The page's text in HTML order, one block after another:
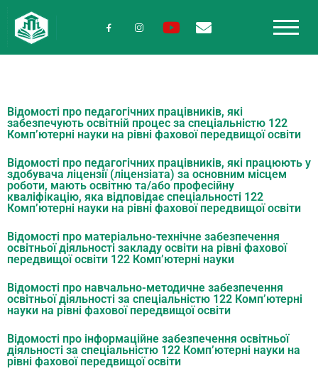
Відомості про педагогічних працівників, які
забезпечують освітній процес за спеціальністю 122
Комп’ютерні науки на рівні фахової передвищої освіти
Відомості про педагогічних працівників, які працюють у
здобувача ліцензії (ліцензіата) за основним місцем
роботи, мають освітню та/або професійну
кваліфікацію, яка відповідає спеціальності 122
Комп’ютерні науки на рівні фахової передвищої освіти
Відомості про матеріально-технічне забезпечення
освітньої діяльності закладу освіти на рівні фахової
передвищої освіти 122 Комп’ютерні науки
Відомості про навчально-методичне забезпечення
освітньої діяльності за спеціальністю 122 Комп’ютерні
науки на рівні фахової передвищої освіти
Відомості про інформаційне забезпечення освітньої
діяльності за спеціальністю 122 Комп’ютерні науки на
рівні фахової передвищої освіти